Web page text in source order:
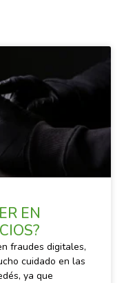
EN
fraudes digitales,
cuidado en las
ya que